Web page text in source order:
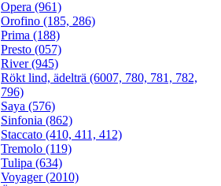
Opera (961)
Orofino (185, 286)
Prima (188)
Presto (057)
River (945)
Rökt lind, ädelträ (6007, 780, 781, 782,
796)
Saya (576)
Sinfonia (862)
Staccato (410, 411, 412)
Tremolo (119)
Tulipa (634)
Voyager (2010)